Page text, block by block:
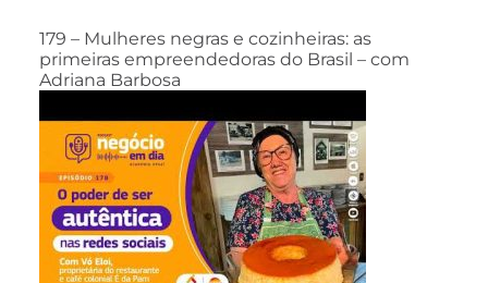
179 – Mulheres negras e cozinheiras: as
primeiras empreendedoras do Brasil – com
Adriana Barbosa